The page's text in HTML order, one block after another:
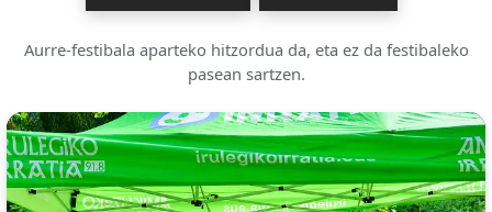
Aurre-festibala aparteko hitzordua da, eta ez da festibaleko
pasean sartzen.